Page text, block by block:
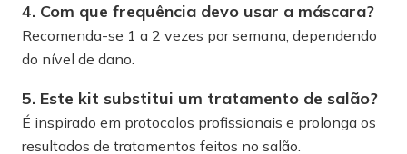
4. Com que frequência devo usar a máscara?
Recomenda-se 1 a 2 vezes por semana, dependendo
do nível de dano.
5. Este kit substitui um tratamento de salão?
É inspirado em protocolos profissionais e prolonga os
resultados de tratamentos feitos no salão.